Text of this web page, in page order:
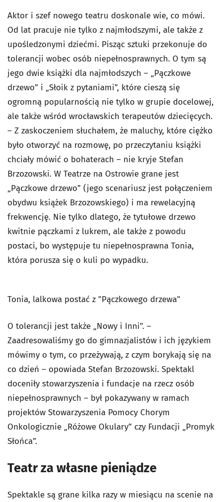
Aktor i szef nowego teatru doskonale wie, co mówi.
Od lat pracuje nie tylko z najmłodszymi, ale także z
upośledzonymi dziećmi. Pisząc sztuki przekonuje do
tolerancji wobec osób niepełnosprawnych. O tym są
jego dwie książki dla najmłodszych – „Pączkowe
drzewo” i „Słoik z pytaniami”, które cieszą się
ogromną popularnością nie tylko w grupie docelowej,
ale także wśród wrocławskich terapeutów dziecięcych.
– Z zaskoczeniem słuchałem, że maluchy, które ciężko
było otworzyć na rozmowę, po przeczytaniu książki
chciały mówić o bohaterach – nie kryje Stefan
Brzozowski. W Teatrze na Ostrowie grane jest
„Pączkowe drzewo” (jego scenariusz jest połączeniem
obydwu książek Brzozowskiego) i ma rewelacyjną
frekwencję. Nie tylko dlatego, że tytułowe drzewo
kwitnie pączkami z lukrem, ale także z powodu
postaci, bo występuje tu niepełnosprawna Tonia,
która porusza się o kuli po wypadku.
Tonia, lalkowa postać z "Pączkowego drzewa"
O tolerancji jest także „Nowy i Inni”. –
Zaadresowaliśmy go do gimnazjalistów i ich językiem
mówimy o tym, co przeżywają, z czym borykają się na
co dzień – opowiada Stefan Brzozowski. Spektakl
doceniły stowarzyszenia i fundacje na rzecz osób
niepełnosprawnych – był pokazywany w ramach
projektów Stowarzyszenia Pomocy Chorym
Onkologicznie „Różowe Okulary” czy Fundacji „Promyk
Słońca”.
Teatr za własne pieniądze
Spektakle są grane kilka razy w miesiącu na scenie na